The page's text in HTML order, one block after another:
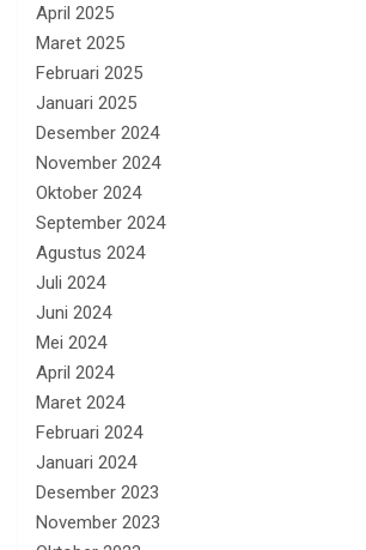
April 2025
Maret 2025
Februari 2025
Januari 2025
Desember 2024
November 2024
Oktober 2024
September 2024
Agustus 2024
Juli 2024
Juni 2024
Mei 2024
April 2024
Maret 2024
Februari 2024
Januari 2024
Desember 2023
November 2023